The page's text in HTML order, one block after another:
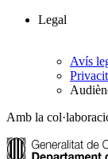
Legal
Avís
Amb la